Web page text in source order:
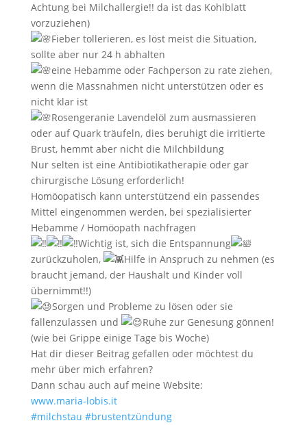
Achtung bei Milchallergie!! da ist das Kohlblatt
vorzuziehen)
Fieber tollerieren, es löst meist die Situation,
sollte aber nur 24 h abhalten
eine Hebamme oder Fachperson zu rate ziehen,
wenn die Massnahmen nicht unterstützen oder es
nicht klar ist
Rosengeranie Lavendelöl zum ausmassieren
oder auf Quark träufeln, dies beruhigt die irritierte
Brust, hemmt aber nicht die Milchbildung
Nur selten ist eine Antibiotikatherapie oder gar
chirurgische Lösung erforderlich!
Homöopatisch kann unterstützend ein passendes
Mittel eingenommen werden, bei spezialisierter
Hebamme / Homöopath nachfragen
Wichtig ist, sich die Entspannung
zurückzuholen,
Hilfe in Anspruch zu nehmen (es
braucht jemand, der Haushalt und Kinder voll
übernimmt!!)
Sorgen und Probleme zu lösen oder sie
fallenzulassen und
Ruhe zur Genesung gönnen!
(wie bei Grippe einige Tage bis Woche)
Hat dir dieser Beitrag gefallen oder möchtest du
mehr über mich erfahren?
Dann schau auch auf meine Website:
www.maria-lobis.it
#milchstau #brustentzündung